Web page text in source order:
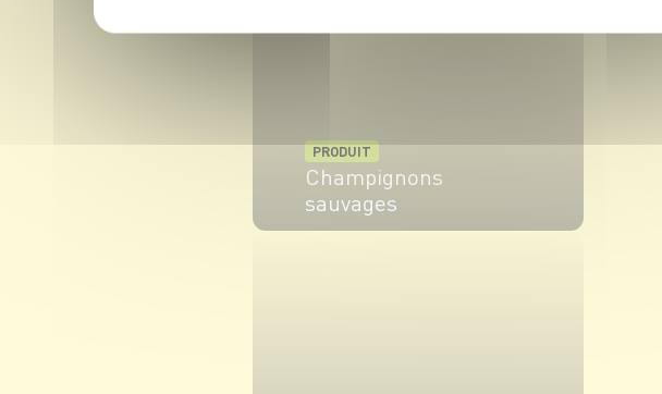
PRODUIT
Champignons
sauvages